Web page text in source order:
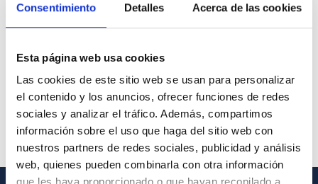
Consentimiento Detalles Acerca de las cookies
Esta página web usa cookies
Las cookies de este sitio web se usan para personalizar
el contenido y los anuncios, ofrecer funciones de redes
sociales y analizar el tráfico. Además, compartimos
información sobre el uso que haga del sitio web con
nuestros partners de redes sociales, publicidad y análisis
web, quienes pueden combinarla con otra información